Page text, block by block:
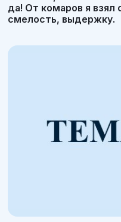
да! От комаров я взял
смелость, выдержку.